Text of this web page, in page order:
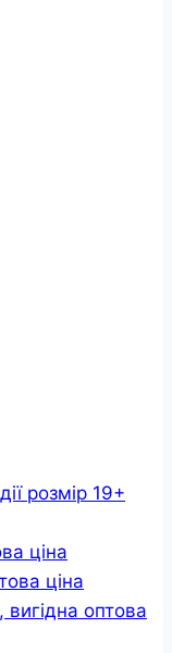
розмір 19+
ціна
ціна
оптова